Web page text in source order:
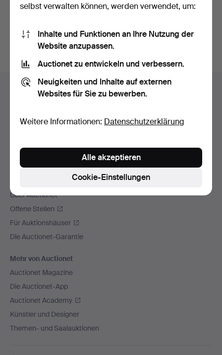
Fußzeilen-
Navigation
Hilfe und Kontakt
Alle Auktionshäuser
Über Auctionet
Offene Stellen
Für Auktionshäuser
Die Auctionet-Garantie
Mehr von Auctionet
Auctionet Magazine
Die Auctionet-App
Auctionet Academy
Künstler und Designer
Themen- und Saalauktionen
selbst verwalten können, werden verwendet, um:
Inhalte und Funktionen an Ihre Nutzung der
Website anzupassen.
Auctionet zu entwickeln und verbessern.
Neuigkeiten und Inhalte auf externen
Websites für Sie zu bewerben.
Weitere Informationen: Datenschutzerklärung
Cookie-Einstellungen
Alle akzeptieren